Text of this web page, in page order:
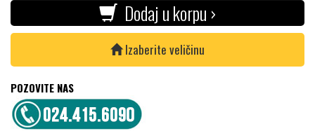
Dodaj u korpu ›
Izaberite veličinu
POZOVITE NAS